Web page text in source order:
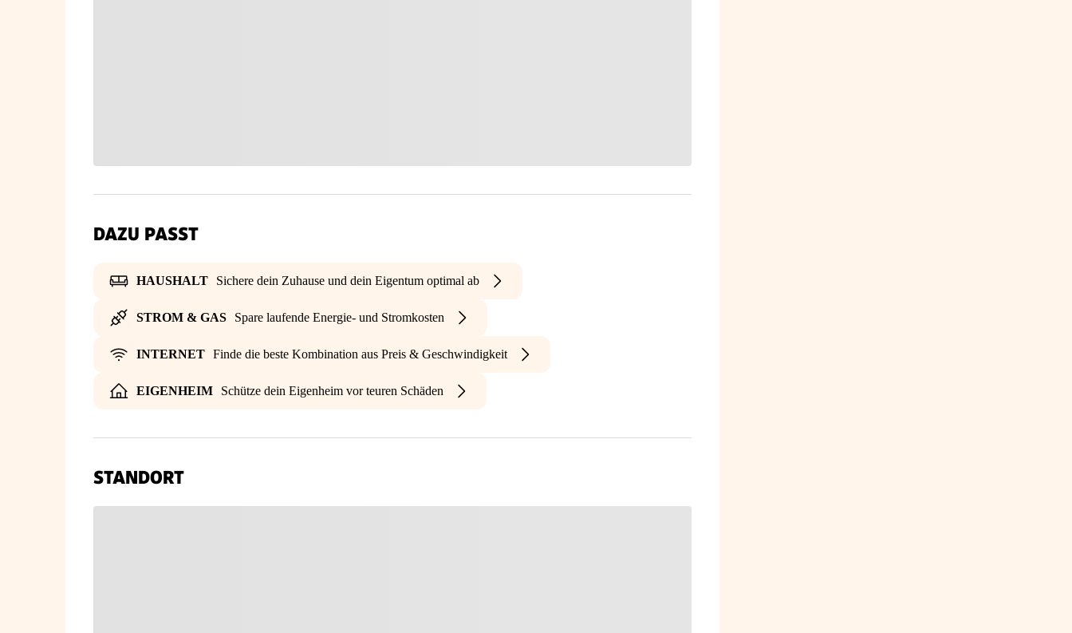
DAZU PASST
HAUSHALT Sichere dein Zuhause und dein Eigentum optimal ab
STROM & GAS Spare laufende Energie- und Stromkosten
INTERNET Finde die beste Kombination aus Preis & Geschwindigkeit
EIGENHEIM Schütze dein Eigenheim vor teuren Schäden
STANDORT